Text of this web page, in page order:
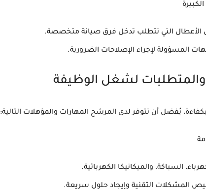
الأعطال التي تتطلب تدخل فرق صيانة متخصصة.
المسؤولة لإجراء الإصلاحات الضرورية.
يُفضل أن تتوفر لدى المرشح المهارات والمؤهلات التالية:
السباكة، والميكانيكا الكهربائية.
المشكلات التقنية وإيجاد حلول سريعة.